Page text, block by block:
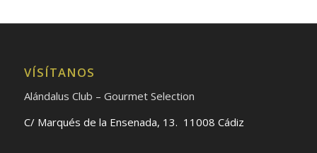
VÍSÍTANOS
Alándalus Club – Gourmet Selection
C/ Marqués de la Ensenada, 13. 11008 Cádiz